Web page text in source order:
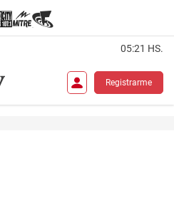
05:21 HS.
Registrarme